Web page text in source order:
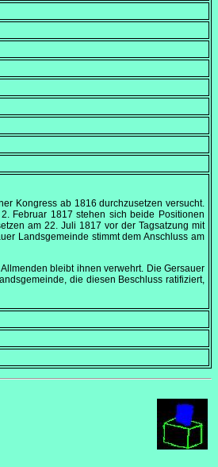
Kongress ab 1816 durchzusetzen versucht.
2. Februar 1817 stehen sich beide Positionen
am 22. Juli 1817 vor der Tagsatzung mit
Landsgemeinde stimmt dem Anschluss am
bleibt ihnen verwehrt. Die Gersauer
die diesen Beschluss ratifiziert,